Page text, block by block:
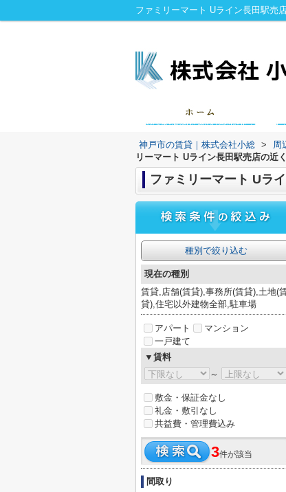
ファミリーマート Uライン長田駅売
神戸市の賃貸｜株式会社小総 > 周
リーマート Uライン長田駅売店の近
ファミリーマート Uラ
種別で絞り込む
現在の種別
賃貸,店舗(賃貸),事務所(賃貸),土地(
貸),住宅以外建物全部,駐車場
アパート
マンション
一戸建て
▼賃料
～
敷金・保証金なし
礼金・敷引なし
共益費・管理費込み
3件が該当
間取り